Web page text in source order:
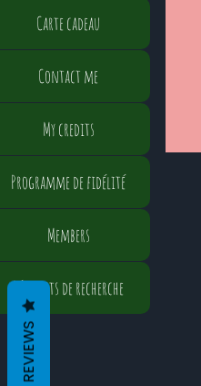
Carte cadeau
Contact me
My credits
Programme de fidélité
Members
Résultats de recherche
REVIEWS